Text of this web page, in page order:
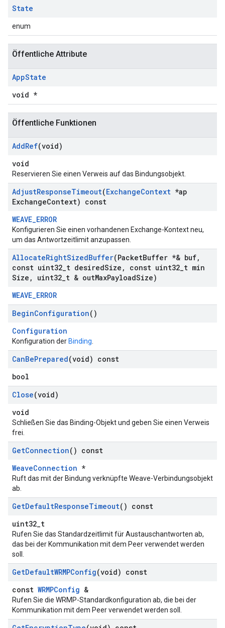
State
enum
Öffentliche Attribute
AppState
void *
Öffentliche Funktionen
AddRef(void)
void
Reservieren Sie einen Verweis auf das Bindungsobjekt.
AdjustResponseTimeout(ExchangeContext *ap
ExchangeContext) const
WEAVE_ERROR
Konfigurieren Sie einen vorhandenen Exchange-Kontext neu,
um das Antwortzeitlimit anzupassen.
AllocateRightSizedBuffer(PacketBuffer *& buf,
const uint32 t desiredSize , const uint32 t min
Size , uint32 t & outMaxPayloadSize)
WEAVE_ERROR
BeginConfiguration()
Configuration
Konfiguration der Binding
CanBePrepared(void) const
bool
Close(void)
void
Schließen Sie das Binding-Objekt und geben Sie einen Verweis
frei.
GetConnection() const
WeaveConnection *
Ruft das mit der Bindung verknüpfte Weave-Verbindungsobjekt
ab.
GetDefaultResponseTimeout() const
uint32_t
Rufen Sie das Standardzeitlimit für Austauschantworten ab,
das bei der Kommunikation mit dem Peer verwendet werden
soll.
GetDefaultWRMPConfig(void) const
const WRMPConfig &
Rufen Sie die WRMP-Standardkonfiguration ab, die bei der
Kommunikation mit dem Peer verwendet werden soll.